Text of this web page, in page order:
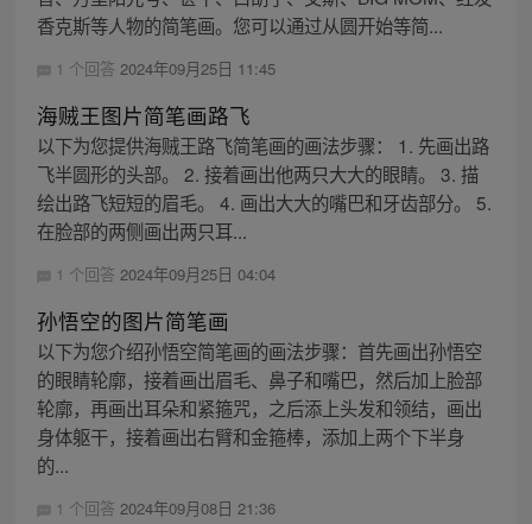
香克斯等人物的简笔画。您可以通过从圆开始等简...
1 个回答 2024年09月25日 11:45
海贼王图片简笔画路飞
以下为您提供海贼王路飞简笔画的画法步骤： 1. 先画出路
飞半圆形的头部。 2. 接着画出他两只大大的眼睛。 3. 描
绘出路飞短短的眉毛。 4. 画出大大的嘴巴和牙齿部分。 5.
在脸部的两侧画出两只耳...
1 个回答 2024年09月25日 04:04
孙悟空的图片简笔画
以下为您介绍孙悟空简笔画的画法步骤：首先画出孙悟空
的眼睛轮廓，接着画出眉毛、鼻子和嘴巴，然后加上脸部
轮廓，再画出耳朵和紧箍咒，之后添上头发和领结，画出
身体躯干，接着画出右臂和金箍棒，添加上两个下半身
的...
1 个回答 2024年09月08日 21:36